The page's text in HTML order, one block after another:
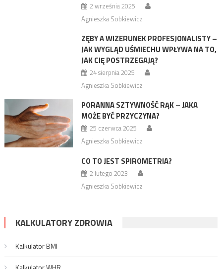
2 września 2025
Agnieszka Sobkiewicz
ZĘBY A WIZERUNEK PROFESJONALISTY –
JAK WYGLĄD UŚMIECHU WPŁYWA NA TO,
JAK CIĘ POSTRZEGAJĄ?
24 sierpnia 2025
Agnieszka Sobkiewicz
PORANNA SZTYWNOŚĆ RĄK – JAKA
MOŻE BYĆ PRZYCZYNA?
25 czerwca 2025
Agnieszka Sobkiewicz
CO TO JEST SPIROMETRIA?
2 lutego 2023
Agnieszka Sobkiewicz
KALKULATORY ZDROWIA
Kalkulator BMI